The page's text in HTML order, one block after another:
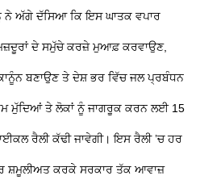
ਅੱਗੇ ਦੱਸਿਆ ਕਿ ਇਸ ਘਾਤਕ ਵਪਾਰ
ਦੇ ਸਮੁੱਚੇ ਕਰਜ਼ੇ ਮੁਆਫ਼ ਕਰਵਾਉਣ,
ਬਣਾਉਣ ਤੇ ਦੇਸ਼ ਭਰ ਵਿੱਚ ਜਲ ਪ੍ਰਬੰਧਨ
ਮੁੱਦਿਆਂਤੇ ਲੋਕਾਂ ਨੂੰ ਜਾਗਰੂਕ ਕਰਨ ਲਈ 15
ਰੈਲੀ ਕੱਢੀ ਜਾਵੇਗੀ। ਇਸ ਰੈਲੀ ’ਚ ਹਰ
ਸ਼ਮੂਲੀਅਤ ਕਰਕੇ ਸਰਕਾਰ ਤੱਕ ਆਵਾਜ਼